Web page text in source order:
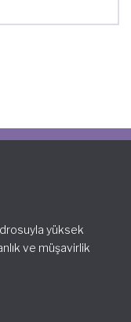
yüksek
ve müşavirlik